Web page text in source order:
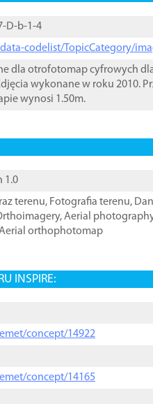
D-b-1-4
codelist/TopicCategory/
dla otrofotomap cyfrowych
wykonane w roku 2010.
wynosi 1.50m.
1.0
terenu, Fotografia terenu,
,Aerial
orthophotomap
INSPIRE:
concept/14922
concept/14165